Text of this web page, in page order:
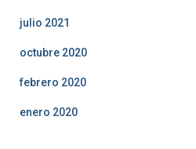
julio 2021
octubre 2020
febrero 2020
enero 2020